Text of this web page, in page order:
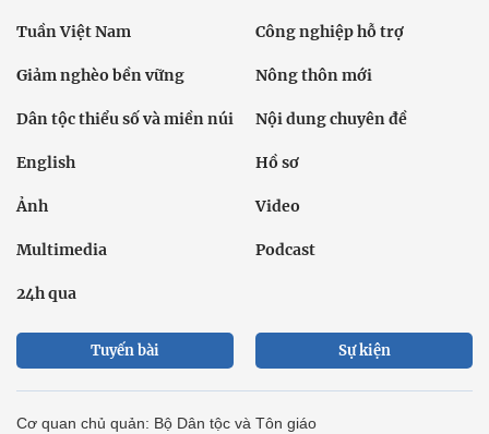
Tuần Việt Nam Công nghiệp hỗ trợ
Giảm nghèo bền vững Nông thôn mới
Dân tộc thiểu số và miền núi Nội dung chuyên đề
English Hồ sơ
Ảnh Video
Multimedia Podcast
24h qua
Tuyến bài Sự kiện
Cơ quan chủ quản: Bộ Dân tộc và Tôn giáo